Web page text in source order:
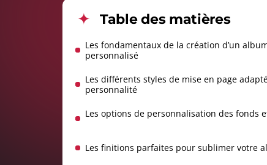
Table des matières
Les fondamentaux de la création d’un
personnalisé
Les différents styles de mise en page
personnalité
Les options de personnalisation des fonds
Les finitions parfaites pour sublimer votre